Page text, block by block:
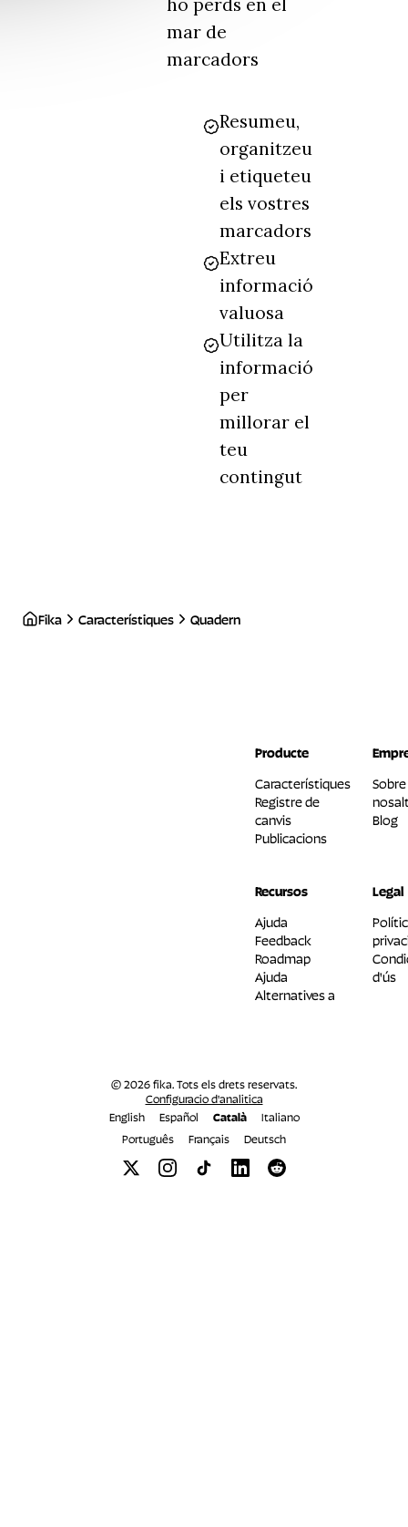
ho perds en el
mar de
marcadors
Resumeu,
organitzeu
i etiqueteu
els vostres
marcadors
Extreu
informació
valuosa
Utilitza la
informació
per
millorar el
teu
contingut
Fika Característiques Quadern
Producte
Característiques
Registre de
canvis
Publicacions
Sobre
Blog
Recursos
Ajuda
Feedback
Roadmap
Ajuda
Alternatives a
Legal
d'ús
© 2026 fika. Tots els drets reservats.
Configuracio d'analitica
English
Español Català
Italiano
Português
Français Deutsch